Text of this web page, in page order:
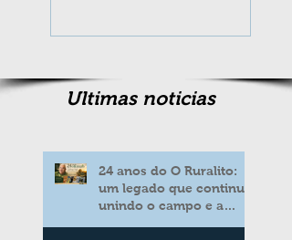
Ultimas noticias
24 anos do O Ruralito:
um legado que continua
unindo o campo e a